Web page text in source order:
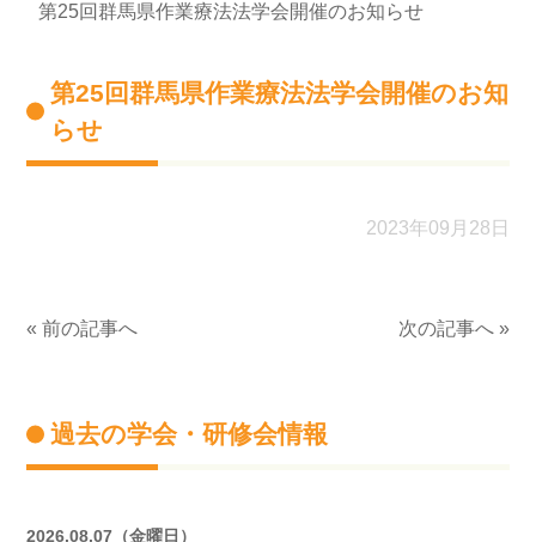
第25回群馬県作業療法法学会開催のお知らせ
第25回群馬県作業療法法学会開催のお知
らせ
2023年09月28日
« 前の記事へ 次の記事へ »
過去の学会・研修会情報
2026.08.07（金曜日）